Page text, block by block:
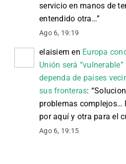
servicio en manos de
entendido otra…”
Ago 6, 19:19
elaisiem en Europa
Unión será
dependa de países
sus fronteras: “
problemas complejos…
por aquí y otra para el
Ago 6, 19:15